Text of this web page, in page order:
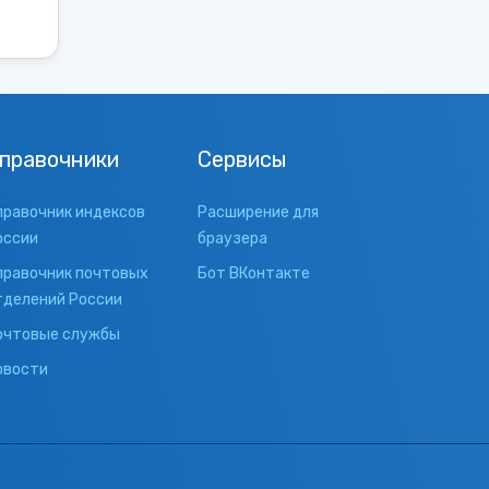
индексов
почтовых
России
службы
Сервисы
Расширение для
браузера
Бот ВКонтакте